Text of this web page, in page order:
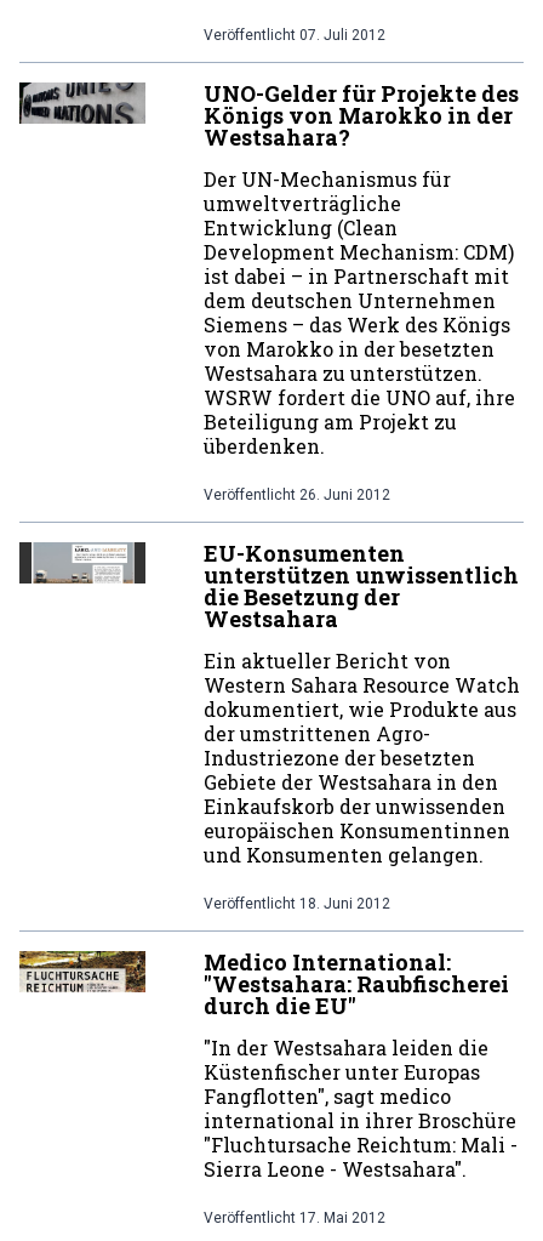
Veröffentlicht 07. Juli 2012
UNO-Gelder für Projekte des
Königs von Marokko in der
Westsahara?
Der UN-Mechanismus für
umweltverträgliche
Entwicklung (Clean
Development Mechanism: CDM)
ist dabei – in Partnerschaft mit
dem deutschen Unternehmen
Siemens – das Werk des Königs
von Marokko in der besetzten
Westsahara zu unterstützen.
WSRW fordert die UNO auf, ihre
Beteiligung am Projekt zu
überdenken.
Veröffentlicht 26. Juni 2012
EU-Konsumenten
unterstützen unwissentlich
die Besetzung der
Westsahara
Ein aktueller Bericht von
Western Sahara Resource Watch
dokumentiert, wie Produkte aus
der umstrittenen Agro-
Industriezone der besetzten
Gebiete der Westsahara in den
Einkaufskorb der unwissenden
europäischen Konsumentinnen
und Konsumenten gelangen.
Veröffentlicht 18. Juni 2012
Medico International:
"Westsahara: Raubfischerei
durch die EU"
"In der Westsahara leiden die
Küstenfischer unter Europas
Fangflotten", sagt medico
international in ihrer Broschüre
"Fluchtursache Reichtum: Mali -
Sierra Leone - Westsahara".
Veröffentlicht 17. Mai 2012